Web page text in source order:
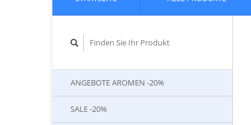
ANGEBOTE AROMEN -20%
SALE -20%